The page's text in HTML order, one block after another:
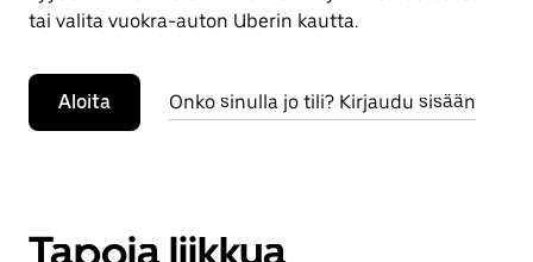
tai valita vuokra-auton Uberin kautta.
Aloita Onko sinulla jo tili? Kirjaudu sisään